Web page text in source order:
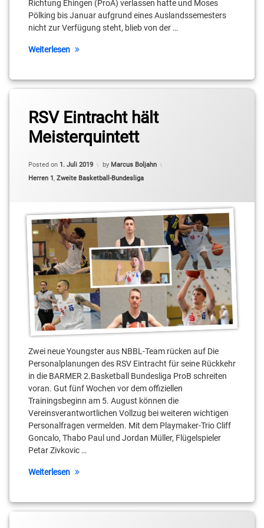
Richtung Ehingen (ProA) verlassen hatte und Moses
Pölking bis Januar aufgrund eines Auslandssemesters
nicht zur Verfügung steht, blieb von der …
Weiterlesen
Pölking
Vladimir
RSV Eintracht hält
Meisterquintett
Posted on 1. Juli 2019 by Marcus Boljahn
Categories:
Herren 1 , Zweite Basketball-Bundesliga
Zwei neue Youngster aus NBBL-Team rücken auf Die
Personalplanungen des RSV Eintracht für seine Rückkehr
in die BARMER 2.Basketball Bundesliga ProB schreiten
voran. Gut fünf Wochen vor dem offiziellen
Trainingsbeginn am 5. August können die
Vereinsverantwortlichen Vollzug bei weiteren wichtigen
Personalfragen vermelden. Mit dem Playmaker-Trio Cliff
Goncalo, Thabo Paul und Jordan Müller, Flügelspieler
Petar Zivkovic …
Weiterlesen
2.
Basketball-
Bundesliga
Pro B
Akim-
Jamal
Cliff
Goncalo
Jordan
Müller
Joshua
Bothe
Kai
Buchmann
Karolis
Babkauskas
Leo
Hampl
Lukas
Wagner
Dogan